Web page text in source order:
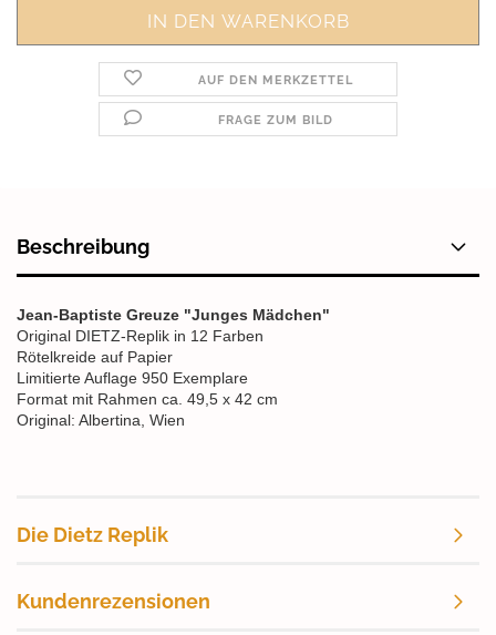
AUF DEN MERKZETTEL
FRAGE ZUM BILD
Beschreibung
Jean-Baptiste Greuze "Junges Mädchen"
Original DIETZ-Replik in 12 Farben
Rötelkreide auf Papier
Limitierte Auflage 950 Exemplare
Format mit Rahmen ca. 49,5 x 42 cm
Original: Albertina, Wien
Die Dietz Replik
Kundenrezensionen